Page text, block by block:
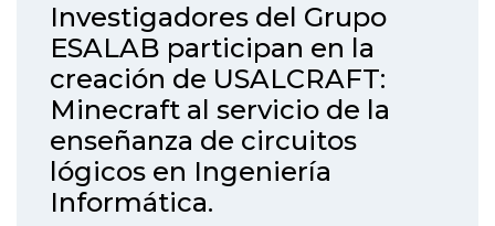
Investigadores del Grupo
ESALAB participan en la
creación de USALCRAFT:
Minecraft al servicio de la
enseñanza de circuitos
lógicos en Ingeniería
Informática.